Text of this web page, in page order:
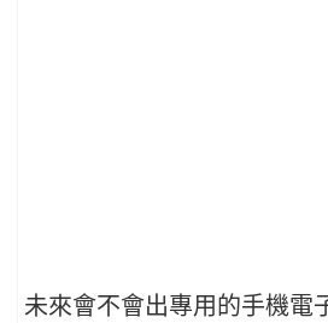
未來會不會出專用的手機電